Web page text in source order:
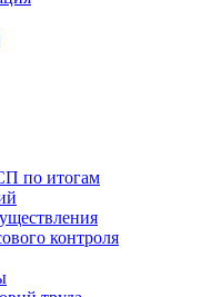
по итогам
контроля